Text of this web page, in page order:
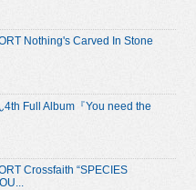
Nothing's Carved In Stone
4th Full Album『You need the
Crossfaith “SPECIES